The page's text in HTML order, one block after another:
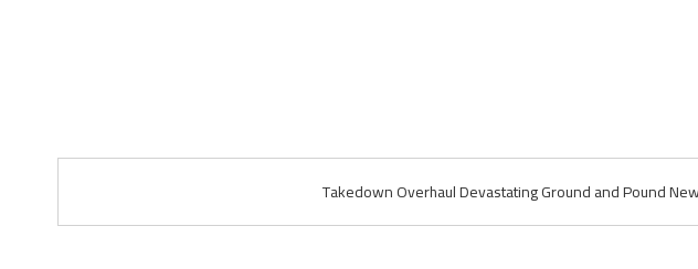
Takedown Overhaul Devastating Ground and Pound